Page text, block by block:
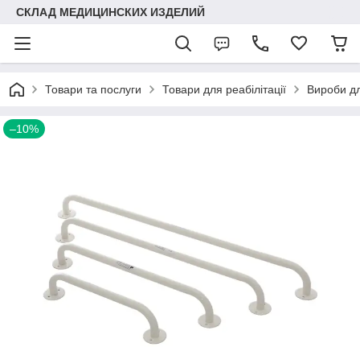
СКЛАД МЕДИЦИНСКИХ ИЗДЕЛИЙ
Товари та послуги Товари для реабілітації Вироби
–10%